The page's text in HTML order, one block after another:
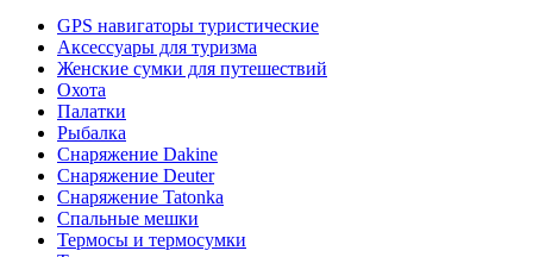
GPS навигаторы туристические
Аксессуары для туризма
Женские сумки для путешествий
Охота
Палатки
Рыбалка
Снаряжение Dakine
Снаряжение Deuter
Снаряжение Tatonka
Спальные мешки
Термосы и термосумки